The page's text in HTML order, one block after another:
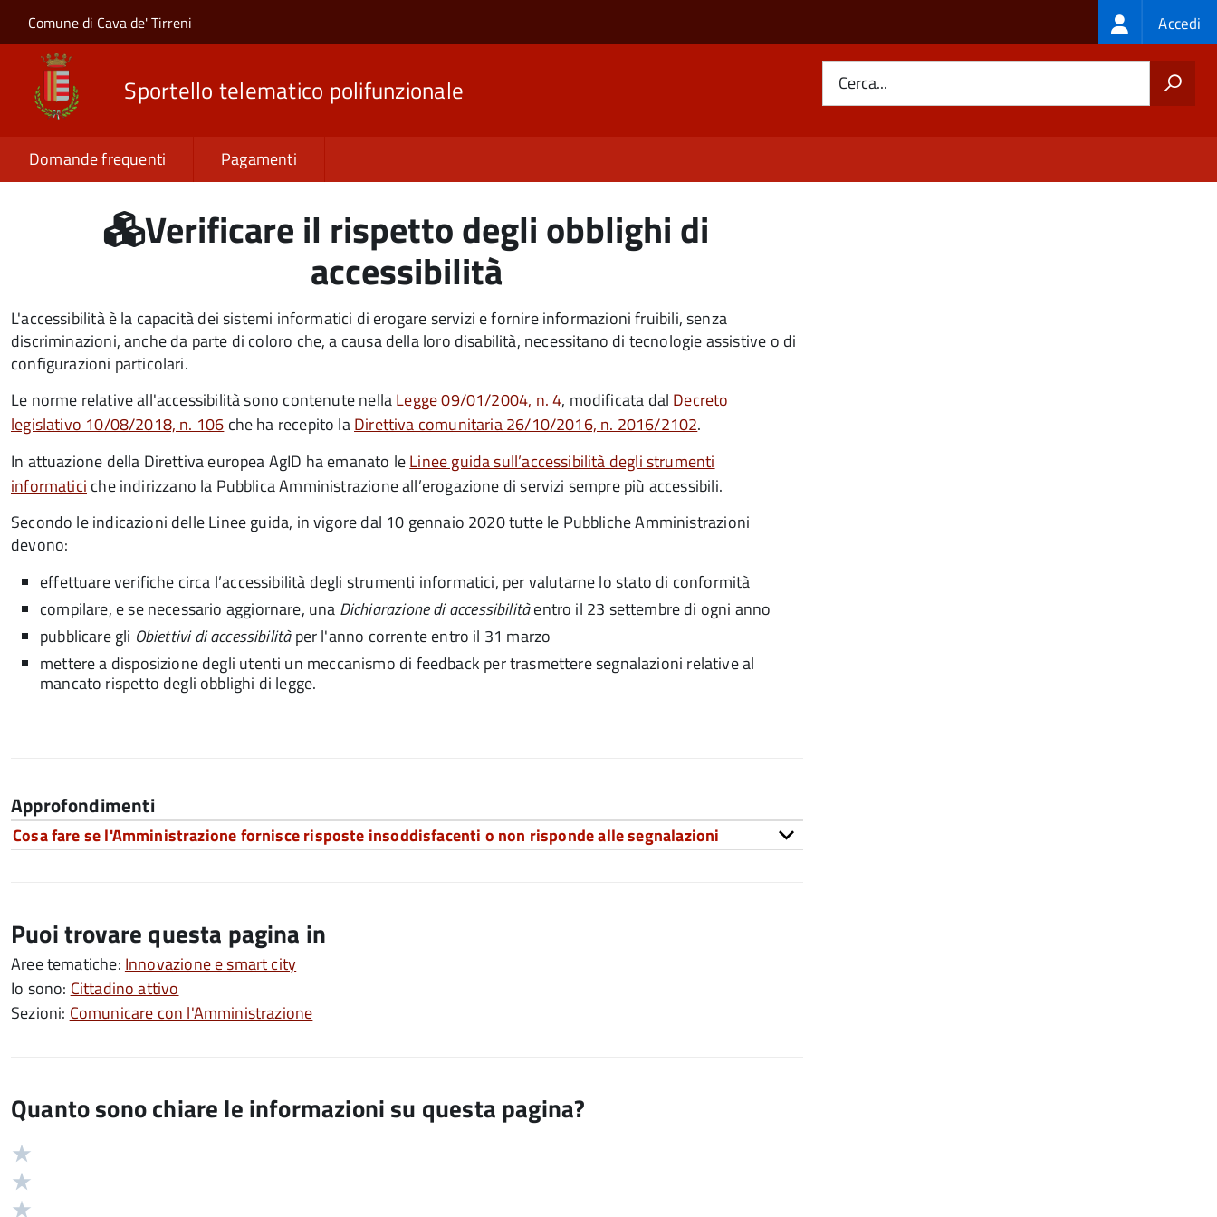
Salta al contenuto principale
Skip to site navigation
Comune di Cava de' Tirreni Login
menu
Accedi
Sportello telematico polifunzionale Cerca...
Domande frequenti Pagamenti
Verificare il rispetto degli obblighi di
accessibilità
L'accessibilità è la capacità dei sistemi informatici di erogare servizi e fornire informazioni fruibili, senza
discriminazioni, anche da parte di coloro che, a causa della loro disabilità, necessitano di tecnologie assistive o di
configurazioni particolari.
Le norme relative all'accessibilità sono contenute nellaLegge 09/01/2004, n. 4, modificata dal Decreto
legislativo 10/08/2018, n. 106 che ha recepito laDirettiva comunitaria 26/10/2016, n. 2016/2102.
In attuazione della Direttiva europea AgID ha emanato leLinee guida sull’accessibilità degli strumenti
informatici che indirizzano la Pubblica Amministrazione all’erogazione di servizi sempre più accessibili.
Secondo le indicazioni delle Linee guida, in vigore dal 10 gennaio 2020 tutte le Pubbliche Amministrazioni
devono:
effettuare verifiche circa l’accessibilità degli strumenti informatici, per valutarne lo stato di conformità
compilare, e se necessario aggiornare, una Dichiarazione di accessibilitàentro il 23 settembre di ogni anno
pubblicare gli Obiettivi di accessibilitàper l'anno corrente entro il 31 marzo
mettere a disposizione degli utenti un meccanismo di feedback per trasmettere segnalazioni relative al
mancato rispetto degli obblighi di legge.
Approfondimenti
Cosa fare se l'Amministrazione fornisce risposte insoddisfacenti o non risponde alle segnalazioni
Puoi trovare questa pagina in
Aree tematiche: Innovazione e smart city
Io sono: Cittadino attivo
Sezioni: Comunicare con l'Amministrazione
Quanto sono chiare le informazioni su questa pagina?
Valutazione